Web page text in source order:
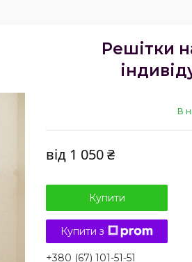
Решітки
В
від 1 050 ₴
Купити
Купити з
+380 (67) 101-51-51